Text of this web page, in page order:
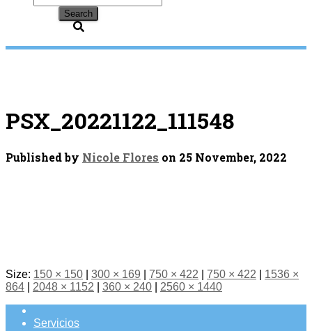
PSX_20221122_111548
Published by Nicole Flores on 25 November, 2022
Size: 150 × 150 300 × 169 750 × 422 750 × 422
1536 ×
864
2048 × 1152 360 × 240 2560 × 1440
Servicios